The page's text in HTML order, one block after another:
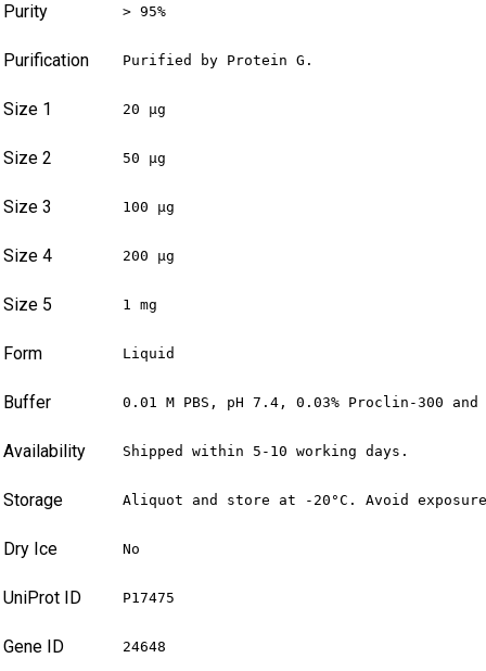
Purity > 95%
Purification Purified by Protein G.
Size 1 20 µg
Size 2 50 µg
Size 3 100 µg
Size 4 200 µg
Size 5 1 mg
Form Liquid
Buffer 0.01 M PBS, pH 7.4, 0.03% Proclin-300 and
Availability Shipped within 5-10 working days.
Storage Aliquot and store at -20°C. Avoid
Dry Ice No
UniProt ID P17475
Gene ID 24648